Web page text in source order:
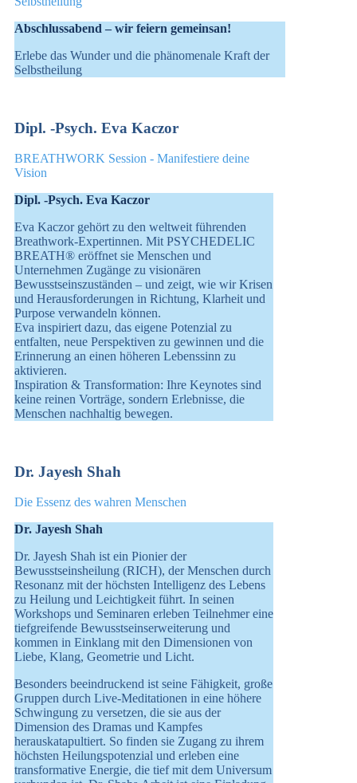
Abschlussabend – wir feiern gemeinsan!
Erlebe das Wunder und die phänomenale Kraft der
Selbstheilung
Dipl. -Psych. Eva Kaczor
BREATHWORK Session - Manifestiere deine
Vision
Dipl. -Psych. Eva Kaczor
Eva Kaczor gehört zu den weltweit führenden
Breathwork-Expertinnen. Mit PSYCHEDELIC
BREATH® eröffnet sie Menschen und
Unternehmen Zugänge zu visionären
Bewusstseinszuständen – und zeigt, wie wir Krisen
und Herausforderungen in Richtung, Klarheit und
Purpose verwandeln können.
Eva inspiriert dazu, das eigene Potenzial zu
entfalten, neue Perspektiven zu gewinnen und die
Erinnerung an einen höheren Lebenssinn zu
aktivieren.
Inspiration & Transformation: Ihre Keynotes sind
keine reinen Vorträge, sondern Erlebnisse, die
Menschen nachhaltig bewegen.
Dr. Jayesh Shah
Die Essenz des wahren Menschen
Dr. Jayesh Shah
Dr. Jayesh Shah ist ein Pionier der
Bewusstseinsheilung (RICH), der Menschen durch
Resonanz mit der höchsten Intelligenz des Lebens
zu Heilung und Leichtigkeit führt. In seinen
Workshops und Seminaren erleben Teilnehmer eine
tiefgreifende Bewusstseinserweiterung und
kommen in Einklang mit den Dimensionen von
Liebe, Klang, Geometrie und Licht.
Besonders beeindruckend ist seine Fähigkeit, große
Gruppen durch Live-Meditationen in eine höhere
Schwingung zu versetzen, die sie aus der
Dimension des Dramas und Kampfes
herauskatapultiert. So finden sie Zugang zu ihrem
höchsten Heilungspotenzial und erleben eine
transformative Energie, die tief mit dem Universum